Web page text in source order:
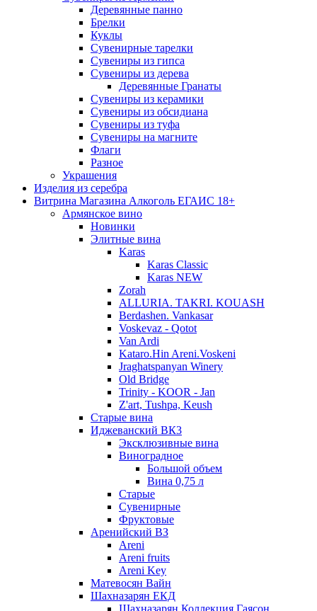
Деревянные панно
Брелки
Куклы
Сувенирные тарелки
Сувениры из гипса
Сувениры из дерева
Деревянные Гранаты
Сувениры из керамики
Сувениры из обсидиана
Сувениры из туфа
Сувениры на магните
Флаги
Разное
Украшения
Изделия из серебра
Витрина Магазина Алкоголь ЕГАИС 18+
Армянское вино
Новинки
Элитные вина
Karas
Karas Classic
Karas NEW
Zorah
ALLURIA. TAKRI. KOUASH
Berdashen. Vankasar
Voskevaz - Qotot
Van Ardi
Kataro.Hin Areni.Voskeni
Jraghatspanyan Winery
Old Bridge
Trinity - KOOR - Jan
Z'art, Tushpa, Keush
Старые вина
Иджеванский ВК3
Эксклюзивные вина
Виноградное
Большой объем
Вина 0,75 л
Старые
Сувенирные
Фруктовые
Аренийский ВЗ
Areni
Areni fruits
Areni Key
Матевосян Вайн
Шахназарян ЕКД
Шахназарян Коллекция Гаясон